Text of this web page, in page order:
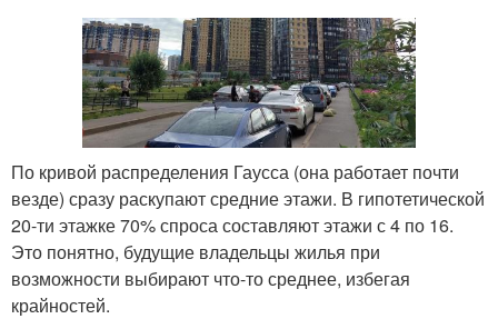
По кривой распределения Гаусса (она работает почти
везде) сразу раскупают средние этажи. В гипотетической
20-ти этажке 70% спроса составляют этажи с 4 по 16.
Это понятно, будущие владельцы жилья при
возможности выбирают что-то среднее, избегая
крайностей.